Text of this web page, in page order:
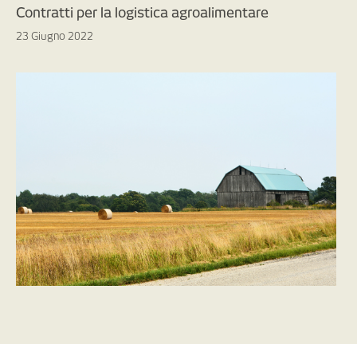
Contratti per la logistica agroalimentare
23 Giugno 2022